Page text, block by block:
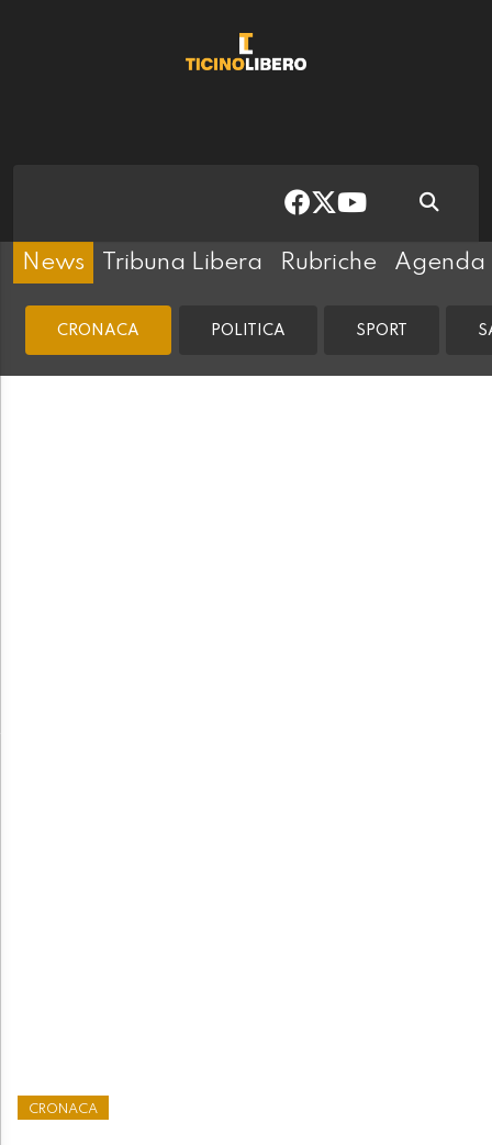
News Tribuna Libera Rubriche Agenda
CRONACA POLITICA SPORT
CRONACA